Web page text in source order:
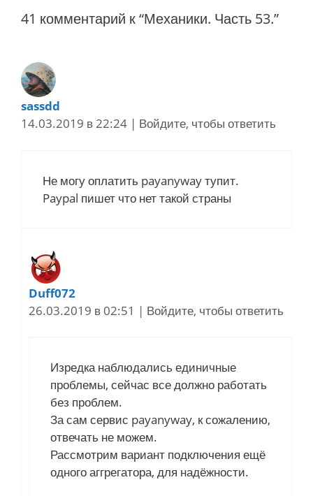
41 комментарий к “Механики. Часть 53.”
sassdd
14.03.2019 в 22:24 | Войдите, чтобы ответить
Не могу оплатить payanyway тупит.
Paypal пишет что нет такой страны
Duff072
26.03.2019 в 02:51 | Войдите, чтобы ответить
Изредка наблюдались единичные
проблемы, сейчас все должно работать
без проблем.
За сам сервис payanyway, к сожалению,
отвечать не можем.
Рассмотрим вариант подключения ещё
одного аггрегатора, для надёжности.